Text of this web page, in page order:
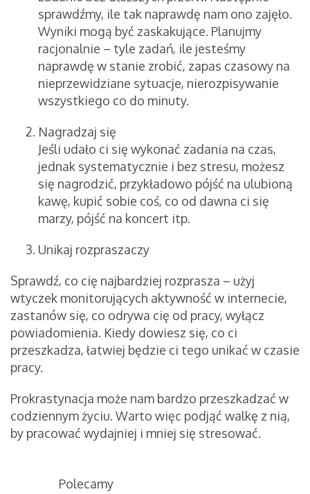
sprawdźmy, ile tak naprawdę nam ono zajęło.
Wyniki mogą być zaskakujące. Planujmy
racjonalnie – tyle zadań, ile jesteśmy
naprawdę w stanie zrobić, zapas czasowy na
nieprzewidziane sytuacje, nierozpisywanie
wszystkiego co do minuty.
Nagradzaj się
Jeśli udało ci się wykonać zadania na czas,
jednak systematycznie i bez stresu, możesz
się nagrodzić, przykładowo pójść na ulubioną
kawę, kupić sobie coś, co od dawna ci się
marzy, pójść na koncert itp.
Unikaj rozpraszaczy
Sprawdź, co cię najbardziej rozprasza – użyj
wtyczek monitorujących aktywność w internecie,
zastanów się, co odrywa cię od pracy, wyłącz
powiadomienia. Kiedy dowiesz się, co ci
przeszkadza, łatwiej będzie ci tego unikać w czasie
pracy.
Prokrastynacja może nam bardzo przeszkadzać w
codziennym życiu. Warto więc podjąć walkę z nią,
by pracować wydajniej i mniej się stresować.
Polecamy